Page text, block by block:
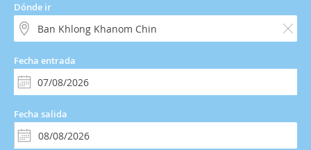
Dónde ir
Fecha entrada
Fecha salida